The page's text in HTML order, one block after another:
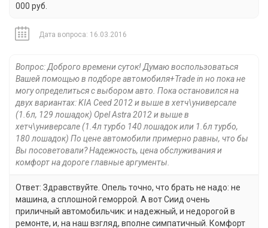
000 руб.
Дата вопроса: 16.03.2016
Вопрос: Доброго времени суток! Думаю воспользоваться
Вашей помощью в подборе автомобиля+Trade in но пока не
могу определиться с выбором авто. Пока остановился на
двух вариантах: KIA Ceed 2012 и выше в хетч\универсале
(1.6л, 129 лошадок) Opel Astra 2012 и выше в
хетч\универсале (1.4л турбо 140 лошадок или 1.6л турбо,
180 лошадок) По цене автомобили примерно равны, что бы
Вы посоветовали? Надежность, цена обслуживания и
комфорт на дороге главные аргументы.
Ответ: Здравствуйте. Опель точно, что брать не надо: не
машина, а сплошной геморрой. А вот Сиид очень
приличный автомобильчик: и надежный, и недорогой в
ремонте, и, на наш взгляд, вполне симпатичный. Комфорт